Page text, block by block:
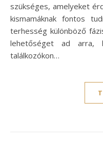
szükséges, amelyeket
kismamáknak fontos
terhesség különböző
lehetőséget ad arra,
találkozókon…